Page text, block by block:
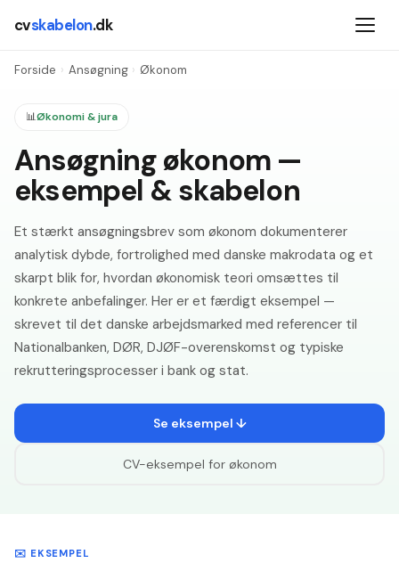
cvskabelon.dk
Forside › Ansøgning › Økonom
📊Økonomi & jura
Ansøgning økonom —
eksempel & skabelon
Et stærkt ansøgningsbrev som økonom dokumenterer
analytisk dybde, fortrolighed med danske makrodata og et
skarpt blik for, hvordan økonomisk teori omsættes til
konkrete anbefalinger. Her er et færdigt eksempel —
skrevet til det danske arbejdsmarked med referencer til
Nationalbanken, DØR, DJØF-overenskomst og typiske
rekrutteringsprocesser i bank og stat.
Se eksempel ↓
CV-eksempel for økonom
✉️ EKSEMPEL